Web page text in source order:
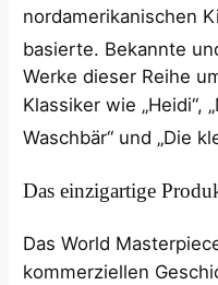
nordamerikanischen
basierte. Bekannte
Werke dieser Reihe
Klassiker wie „Heidi“,
Waschbär“ und „Die
Das einzigartige
Das World
kommerziellen